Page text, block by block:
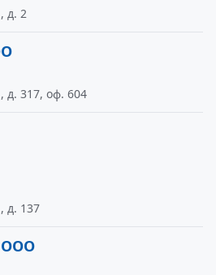
д. 2
д. 317, оф. 604
д. 137